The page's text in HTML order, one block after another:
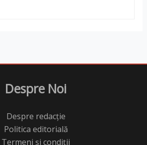
Despre Noi
Despre redacție
Politica editorială
Termeni și condiții